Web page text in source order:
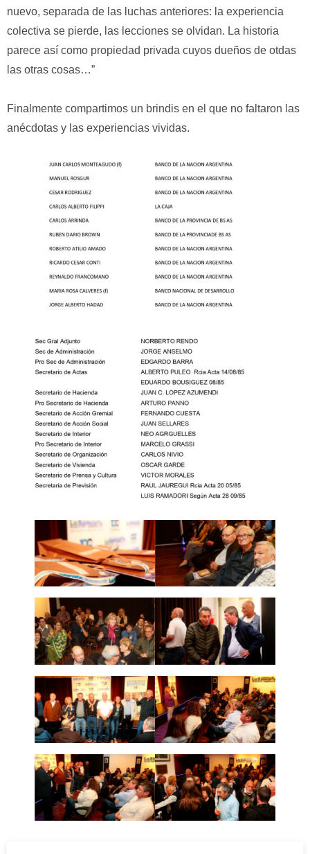
nuevo, separada de las luchas anteriores: la experiencia
colectiva se pierde, las lecciones se olvidan. La historia
parece así como propiedad privada cuyos dueños de otdas
las otras cosas…”
Finalmente compartimos un brindis en el que no faltaron las
anécdotas y las experiencias vividas.